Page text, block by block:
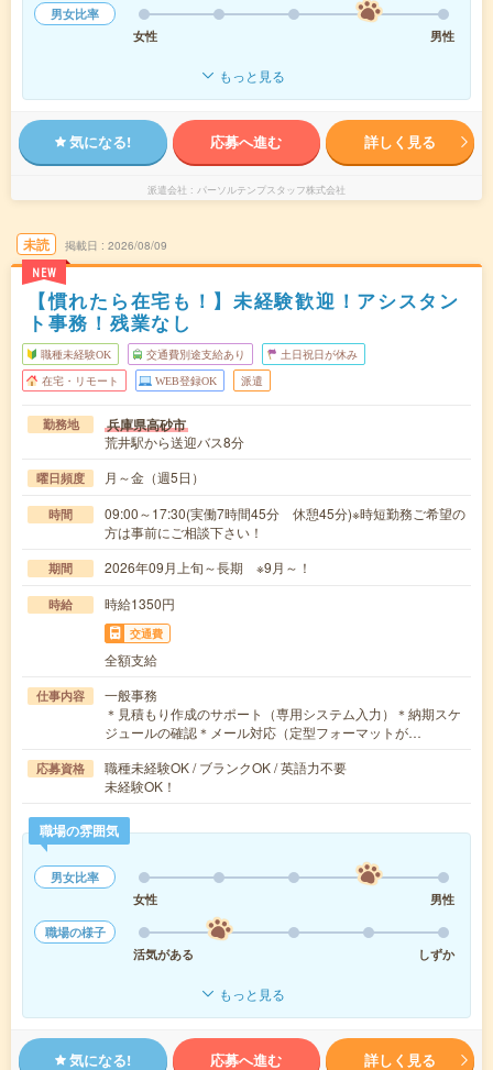
男女比率
女性
男性
もっと見る
気になる! 応募へ進む 詳しく見る
派遣会社 パーソルテンプスタッフ株式会社
未読
NEW
掲載日 2026/08/09
【慣れたら在宅も！】未経験歓迎！アシスタン
ト事務！残業なし
職種未経験OK 交通費別途支給あり 土日祝日が休み
在宅・リモート WEB登録OK 派遣
勤務地 兵庫県高砂市
荒井駅から送迎バス8分
曜日頻度 月～金（週5日）
時間
09:00～17:30(実働7時間45分 休憩45分)※時短勤務ご希望の
方は事前にご相談下さい！
期間 2026年09月上旬～長期 ※9月～！
時給 時給1350円
交通費
全額支給
仕事内容
一般事務
＊見積もり作成のサポート（専用システム入力）＊納期スケ
ジュールの確認＊メール対応（定型フォーマットが…
応募資格
職種未経験OK / ブランクOK / 英語力不要
未経験OK！
職場の雰囲気
男女比率
女性
男性
職場の様子
活気がある
しずか
もっと見る
気になる! 応募へ進む 詳しく見る